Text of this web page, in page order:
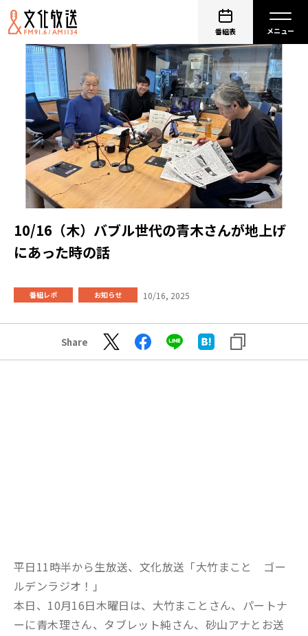
番組表
10/16（木）バブル世代の青木さんが地上げ
にあった時の話
番組レポ お知らせ 10/16, 2025
Share
平日11時半から生放送、文化放送「大竹まこと ゴー
ルデンラジオ！」
本日、10月16日木曜日は、大竹まことさん、パートナ
ーに青木理さん、タブレット純さん、砂山アナとお送